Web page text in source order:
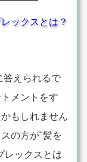
ックスとは？
答えられるで
メントをす
もしれません
の方が"髪を
レックスとは